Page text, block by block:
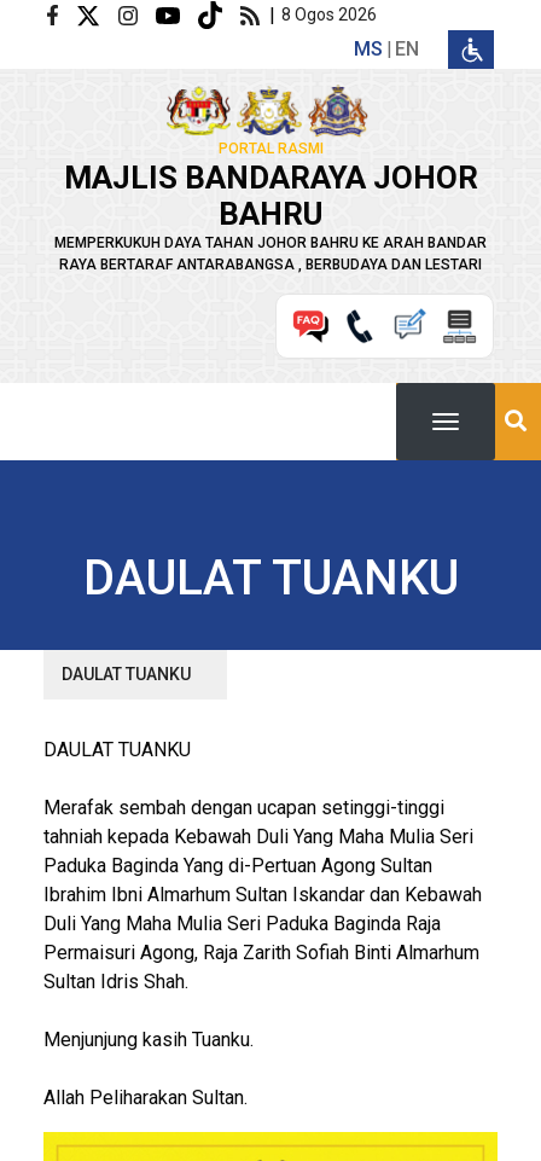
Langkau ke kandungan utama | 8 Ogos 2026
MS EN
PORTAL RASMI
MAJLIS BANDARAYA JOHOR
BAHRU
MEMPERKUKUH DAYA TAHAN JOHOR BAHRU KE ARAH BANDAR
RAYA BERTARAF ANTARABANGSA , BERBUDAYA DAN LESTARI
DAULAT TUANKU
DAULAT TUANKU
DAULAT TUANKU
Merafak sembah dengan ucapan setinggi-tinggi
tahniah kepada Kebawah Duli Yang Maha Mulia Seri
Paduka Baginda Yang di-Pertuan Agong Sultan
Ibrahim Ibni Almarhum Sultan Iskandar dan Kebawah
Duli Yang Maha Mulia Seri Paduka Baginda Raja
Permaisuri Agong, Raja Zarith Sofiah Binti Almarhum
Sultan Idris Shah.
Menjunjung kasih Tuanku.
Allah Peliharakan Sultan.